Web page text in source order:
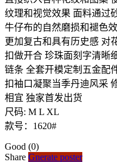
纹理和视觉效果 面料通过
牛仔布的自然磨损和褪色
更加复古和具有历史感 对
扣做开合 珍珠面刻字清晰
链条 全套开模定制五金配
扣袖口凝聚当季丹迪风采
相宜 独家首发出货
尺码: M L XL
款号：1620#
Good (0)
Share Gnerate poster